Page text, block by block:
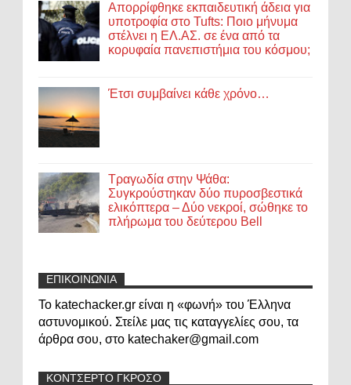
Απορρίφθηκε εκπαιδευτική άδεια για
υποτροφία στο Tufts: Ποιο μήνυμα
στέλνει η ΕΛ.ΑΣ. σε ένα από τα
κορυφαία πανεπιστήμια του κόσμου;
Έτσι συμβαίνει κάθε χρόνο…
Τραγωδία στην Ψάθα:
Συγκρούστηκαν δύο πυροσβεστικά
ελικόπτερα – Δύο νεκροί, σώθηκε το
πλήρωμα του δεύτερου Bell
ΕΠΙΚΟΙΝΩΝΙΑ
Το katechacker.gr είναι η «φωνή» του Έλληνα
αστυνομικού. Στείλε μας τις καταγγελίες σου, τα
άρθρα σου, στο katechaker@gmail.com
ΚΟΝΤΣΕΡΤΟ ΓΚΡΟΣΟ